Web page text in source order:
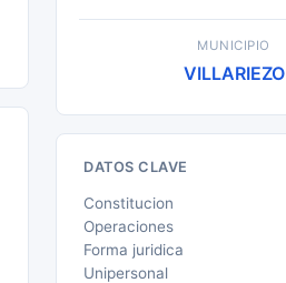
MUNICIPIO
VILLARIEZO
DATOS CLAVE
Constitucion
Operaciones
Forma juridica
Unipersonal